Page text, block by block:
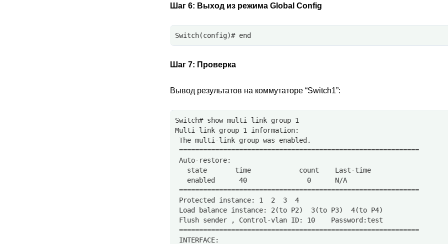
Шаг 6: Выход из режима Global Config
Switch(config)# end
Шаг 7: Проверка
Вывод результатов на коммутаторе “Switch1”:
Switch# show multi-link group 1
Multi-link group 1 information:
The multi-link group was enabled.
============================================================
Auto-restore:
   state       time            count    Last-time
   enabled      40               0      N/A
============================================================
Protected instance: 1  2  3  4
Load balance instance: 2(to P2)  3(to P3)  4(to P4)
Flush sender , Control-vlan ID: 10    Password:test
============================================================
INTERFACE: